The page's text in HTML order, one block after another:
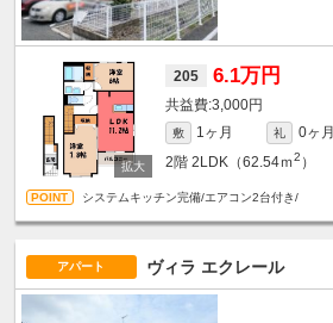
205 6.1万円
3,000円
敷 1ヶ月 礼
0ヶ月
2階 2LDK（62.54ｍ2 ）
システムキッチン完備/エアコン2台付き/
アパート ヴィラ エクレール